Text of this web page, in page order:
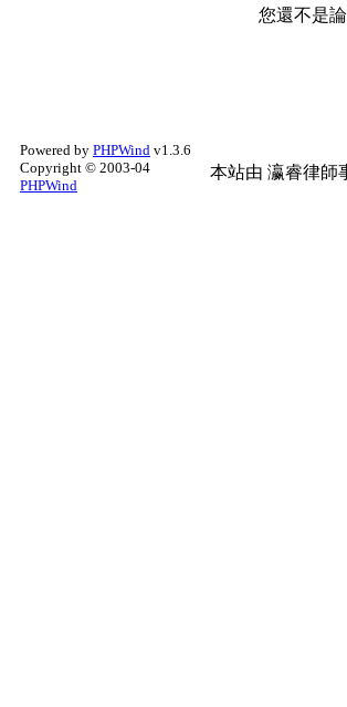
您還不是
Powered by PHPWind v1.3.6
Copyright © 2003-04
PHPWind
本站由 瀛睿律師